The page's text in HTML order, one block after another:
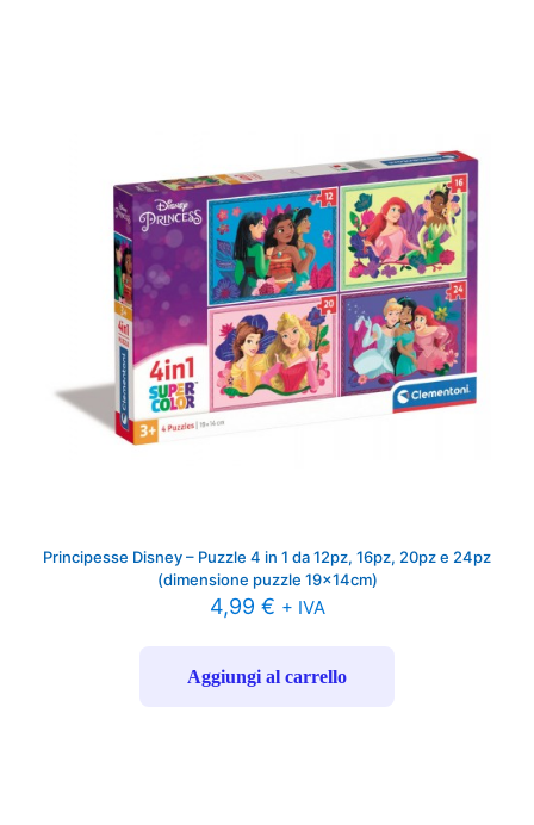
Principesse Disney – Puzzle 4 in 1 da 12pz, 16pz, 20pz e 24pz
(dimensione puzzle 19x14cm)
4,99 € + IVA
Aggiungi al carrello